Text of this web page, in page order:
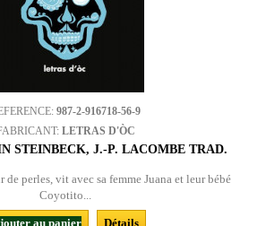
987-2-916718-56-9
LETRAS D'ÒC
STEINBECK, J.-P. LACOMBE TRAD.
de perles, vit avec sa femme Juana et leur bébé
Coyotito...
au panier
Détails